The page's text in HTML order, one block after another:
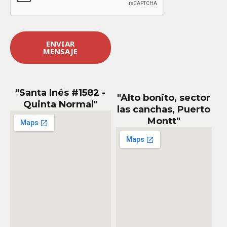
e
ENVIAR
MENSAJE
"Santa Inés #1582 -
Quinta Normal"
"Alto bonito, sector
las canchas, Puerto
Montt"